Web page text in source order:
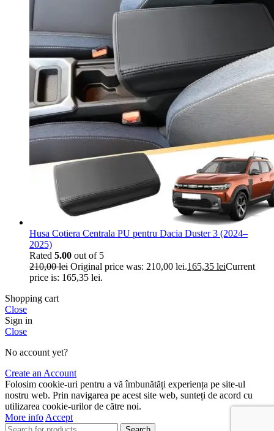
Husa Cotiera Centrala PU pentru Dacia Duster 3 (2024–
2025)
Rated 5.00 out of 5
210,00lei Original price was: 210,00 lei.165,35 leiCurrent
price is: 165,35 lei.
Shopping cart
Close
Sign in
Close
No account yet?
Create an Account
Folosim cookie-uri pentru a vă îmbunătăți experiența pe site-ul
nostru web. Prin navigarea pe acest site web, sunteți de acord cu
utilizarea cookie-urilor de către noi.
More info Accept